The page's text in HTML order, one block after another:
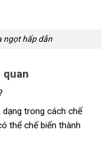
ngọt hấp dẫn
quan
dạng trong cách chế
thể chế biến thành